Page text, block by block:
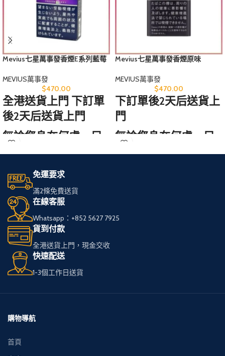
Mevius七星萬事發香煙E系列藍莓
MEVIUS萬事發
$470.00
全港送貨上門 下訂單
後2天后送貨上門
無論您身在何處，只
需訪問我們的網站，
輕鬆選購心儀的免稅
煙。
我們服務全港，送貨
快速可靠，
讓您享受高品質私
煙。
多種品牌和款式供您
選擇，
下單簡便，接受現金
Mevius七星萬事發香煙原味
MEVIUS萬事發
$470.00
下訂單後2天后送貨上
門
無論您身在何處，只
需訪問我們的網站，
快速可靠，
選擇，
免運要求
滿2條免費送貨
在線客服
Whatsapp：+852 5627 7925
貨到付款
全港送貨上門，現金交收
快速配送
1-3個工作日送貨
購物導航
首頁